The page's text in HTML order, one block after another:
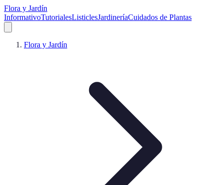
Flora y Jardín
InformativoTutorialesListiclesJardineríaCuidados de Plantas
Flora y Jardín